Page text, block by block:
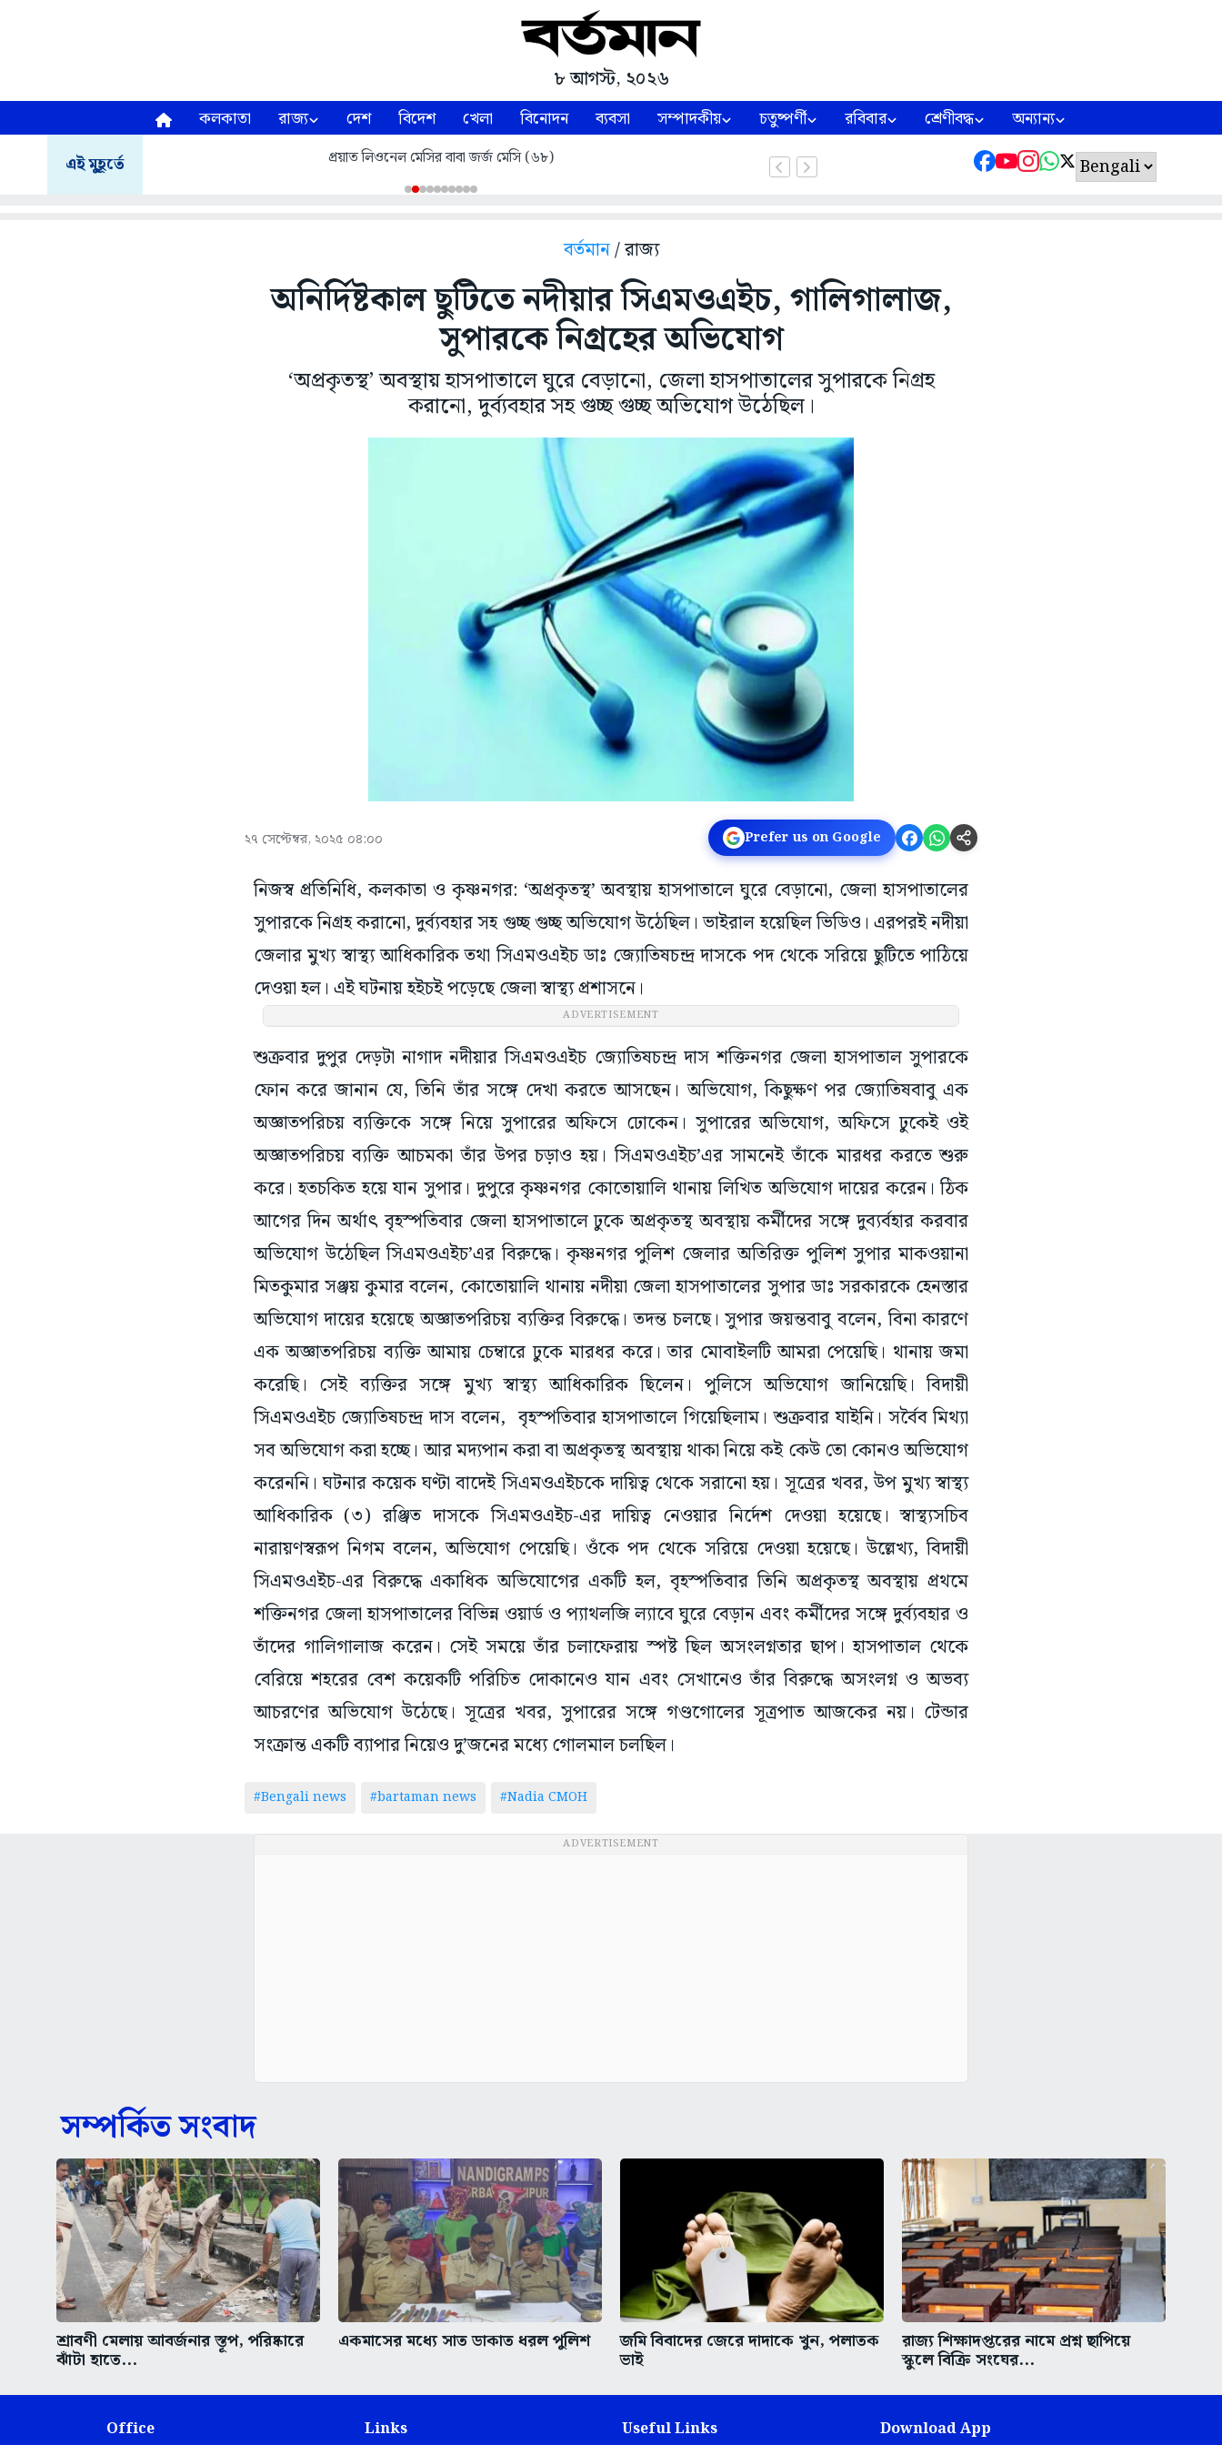
৮ আগস্ট, ২০২৬
কলকাতা রাজ্য দেশ বিদেশ খেলা বিনোদন ব্যবসা সম্পাদকীয় চতুষ্পর্ণী রবিবার শ্রেণীবদ্ধ অন্যান্য
এই মুহূর্তে প্রয়াত লিওনেল মেসির বাবা জর্জ মেসি (৬৮)
বর্তমান/ রাজ্য
অনির্দিষ্টকাল ছুটিতে নদীয়ার সিএমওএইচ, গালিগালাজ,
সুপারকে নিগ্রহের অভিযোগ
‘অপ্রকৃতস্থ’ অবস্থায় হাসপাতালে ঘুরে বেড়ানো, জেলা হাসপাতালের সুপারকে নিগ্রহ
করানো, দুর্ব্যবহার সহ গুচ্ছ গুচ্ছ অভিযোগ উঠেছিল।
২৭ সেপ্টেম্বর, ২০২৫ ০৪:০০ Prefer us on Google
নিজস্ব প্রতিনিধি, কলকাতা ও কৃষ্ণনগর: ‘অপ্রকৃতস্থ’ অবস্থায় হাসপাতালে ঘুরে বেড়ানো, জেলা হাসপাতালের
সুপারকে নিগ্রহ করানো, দুর্ব্যবহার সহ গুচ্ছ গুচ্ছ অভিযোগ উঠেছিল। ভাইরাল হয়েছিল ভিডিও। এরপরই নদীয়া
জেলার মুখ্য স্বাস্থ্য আধিকারিক তথা সিএমওএইচ ডাঃ জ্যোতিষচন্দ্র দাসকে পদ থেকে সরিয়ে ছুটিতে পাঠিয়ে
দেওয়া হল। এই ঘটনায় হইচই পড়েছে জেলা স্বাস্থ্য প্রশাসনে।
ADVERTISEMENT
শুক্রবার দুপুর দেড়টা নাগাদ নদীয়ার সিএমওএইচ জ্যোতিষচন্দ্র দাস শক্তিনগর জেলা হাসপাতাল সুপারকে
ফোন করে জানান যে, তিনি তাঁর সঙ্গে দেখা করতে আসছেন। অভিযোগ, কিছুক্ষণ পর জ্যোতিষবাবু এক
অজ্ঞাতপরিচয় ব্যক্তিকে সঙ্গে নিয়ে সুপারের অফিসে ঢোকেন। সুপারের অভিযোগ, অফিসে ঢুকেই ওই
অজ্ঞাতপরিচয় ব্যক্তি আচমকা তাঁর উপর চড়াও হয়। সিএমওএইচ’এর সামনেই তাঁকে মারধর করতে শুরু
করে। হতচকিত হয়ে যান সুপার। দুপুরে কৃষ্ণনগর কোতোয়ালি থানায় লিখিত অভিযোগ দায়ের করেন। ঠিক
আগের দিন অর্থাৎ বৃহস্পতিবার জেলা হাসপাতালে ঢুকে অপ্রকৃতস্থ অবস্থায় কর্মীদের সঙ্গে দুব্যর্বহার করবার
অভিযোগ উঠেছিল সিএমওএইচ’এর বিরুদ্ধে। কৃষ্ণনগর পুলিশ জেলার অতিরিক্ত পুলিশ সুপার মাকওয়ানা
মিতকুমার সঞ্জয় কুমার বলেন, কোতোয়ালি থানায় নদীয়া জেলা হাসপাতালের সুপার ডাঃ সরকারকে হেনস্তার
অভিযোগ দায়ের হয়েছে অজ্ঞাতপরিচয় ব্যক্তির বিরুদ্ধে। তদন্ত চলছে। সুপার জয়ন্তবাবু বলেন, বিনা কারণে
এক অজ্ঞাতপরিচয় ব্যক্তি আমায় চেম্বারে ঢুকে মারধর করে। তার মোবাইলটি আমরা পেয়েছি। থানায় জমা
করেছি। সেই ব্যক্তির সঙ্গে মুখ্য স্বাস্থ্য আধিকারিক ছিলেন। পুলিসে অভিযোগ জানিয়েছি। বিদায়ী
সিএমওএইচ জ্যোতিষচন্দ্র দাস বলেন, বৃহস্পতিবার হাসপাতালে গিয়েছিলাম। শুক্রবার যাইনি। সর্বৈব মিথ্যা
সব অভিযোগ করা হচ্ছে। আর মদ্যপান করা বা অপ্রকৃতস্থ অবস্থায় থাকা নিয়ে কই কেউ তো কোনও অভিযোগ
করেননি। ঘটনার কয়েক ঘণ্টা বাদেই সিএমওএইচকে দায়িত্ব থেকে সরানো হয়। সূত্রের খবর, উপ মুখ্য স্বাস্থ্য
আধিকারিক (৩) রঞ্জিত দাসকে সিএমওএইচ-এর দায়িত্ব নেওয়ার নির্দেশ দেওয়া হয়েছে। স্বাস্থ্যসচিব
নারায়ণস্বরূপ নিগম বলেন, অভিযোগ পেয়েছি। ওঁকে পদ থেকে সরিয়ে দেওয়া হয়েছে। উল্লেখ্য, বিদায়ী
সিএমওএইচ-এর বিরুদ্ধে একাধিক অভিযোগের একটি হল, বৃহস্পতিবার তিনি অপ্রকৃতস্থ অবস্থায় প্রথমে
শক্তিনগর জেলা হাসপাতালের বিভিন্ন ওয়ার্ড ও প্যাথলজি ল্যাবে ঘুরে বেড়ান এবং কর্মীদের সঙ্গে দুর্ব্যবহার ও
তাঁদের গালিগালাজ করেন। সেই সময়ে তাঁর চলাফেরায় স্পষ্ট ছিল অসংলগ্নতার ছাপ। হাসপাতাল থেকে
বেরিয়ে শহরের বেশ কয়েকটি পরিচিত দোকানেও যান এবং সেখানেও তাঁর বিরুদ্ধে অসংলগ্ন ও অভব্য
আচরণের অভিযোগ উঠেছে। সূত্রের খবর, সুপারের সঙ্গে গণ্ডগোলের সূত্রপাত আজকের নয়। টেন্ডার
সংক্রান্ত একটি ব্যাপার নিয়েও দু’জনের মধ্যে গোলমাল চলছিল।
#Bengali news #bartaman news #Nadia CMOH
ADVERTISEMENT
সম্পর্কিত সংবাদ
শ্রাবণী মেলায় আবর্জনার স্তূপ, পরিষ্কারে
ঝাঁটা হাতে...
একমাসের মধ্যে সাত ডাকাত ধরল পুলিশ জমি বিবাদের জেরে দাদাকে খুন, পলাতক
ভাই
রাজ্য শিক্ষাদপ্তরের নামে প্রশ্ন ছাপিয়ে
স্কুলে বিক্রি সংঘের...
Office Links Useful Links Download App